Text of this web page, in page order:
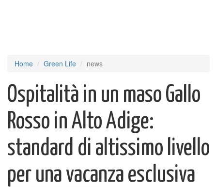
Home Green Life news
Ospitalità in un maso Gallo
Rosso in Alto Adige:
standard di altissimo livello
per una vacanza esclusiva